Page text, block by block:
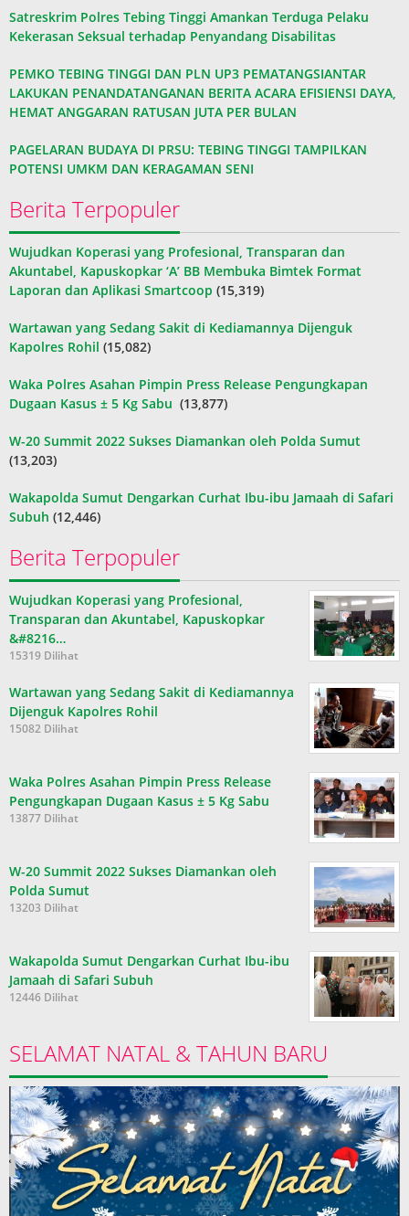
Satreskrim Polres Tebing Tinggi Amankan Terduga Pelaku
Kekerasan Seksual terhadap Penyandang Disabilitas
PEMKO TEBING TINGGI DAN PLN UP3 PEMATANGSIANTAR
LAKUKAN PENANDATANGANAN BERITA ACARA EFISIENSI DAYA,
HEMAT ANGGARAN RATUSAN JUTA PER BULAN
PAGELARAN BUDAYA DI PRSU: TEBING TINGGI TAMPILKAN
POTENSI UMKM DAN KERAGAMAN SENI
Berita Terpopuler
Wujudkan Koperasi yang Profesional, Transparan dan
Akuntabel, Kapuskopkar ‘A’ BB Membuka Bimtek Format
Laporan dan Aplikasi Smartcoop (15,319)
Wartawan yang Sedang Sakit di Kediamannya Dijenguk
Kapolres Rohil (15,082)
Waka Polres Asahan Pimpin Press Release Pengungkapan
Dugaan Kasus ± 5 Kg Sabu (13,877)
W-20 Summit 2022 Sukses Diamankan oleh Polda Sumut
(13,203)
Wakapolda Sumut Dengarkan Curhat Ibu-ibu Jamaah di Safari
Subuh (12,446)
Berita Terpopuler
Wujudkan Koperasi yang Profesional,
Transparan dan Akuntabel, Kapuskopkar
&#8216…
15319 Dilihat
Wartawan yang Sedang Sakit di Kediamannya
Dijenguk Kapolres Rohil
15082 Dilihat
Waka Polres Asahan Pimpin Press Release
Pengungkapan Dugaan Kasus ± 5 Kg Sabu
13877 Dilihat
W-20 Summit 2022 Sukses Diamankan oleh
Polda Sumut
13203 Dilihat
Wakapolda Sumut Dengarkan Curhat Ibu-ibu
Jamaah di Safari Subuh
12446 Dilihat
SELAMAT NATAL & TAHUN BARU